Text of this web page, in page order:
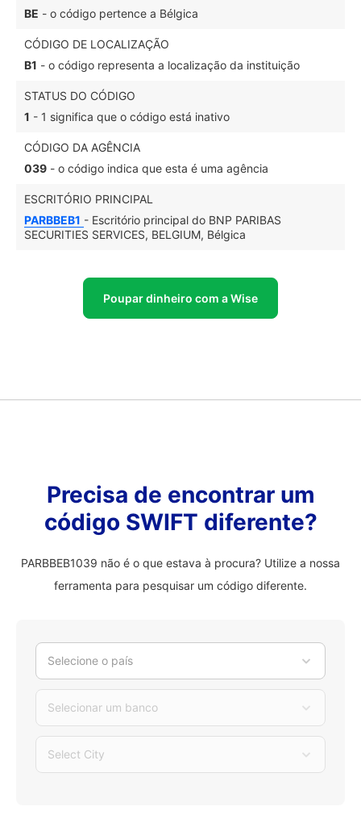
BE - o código pertence a Bélgica
CÓDIGO DE LOCALIZAÇÃO
B1 - o código representa a localização da instituição
STATUS DO CÓDIGO
1 - 1 significa que o código está inativo
CÓDIGO DA AGÊNCIA
039 - o código indica que esta é uma agência
ESCRITÓRIO PRINCIPAL
PARBBEB1 - Escritório principal do BNP PARIBAS
SECURITIES SERVICES, BELGIUM, Bélgica
Poupar dinheiro com a Wise
Precisa de encontrar um
código SWIFT diferente?
PARBBEB1039 não é o que estava à procura? Utilize a nossa
ferramenta para pesquisar um código diferente.
Selecione o país
Selecionar um banco
Select City